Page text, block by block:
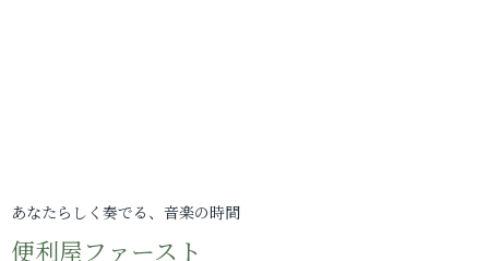
あなたらしく奏でる、音楽の時間
便利屋ファースト